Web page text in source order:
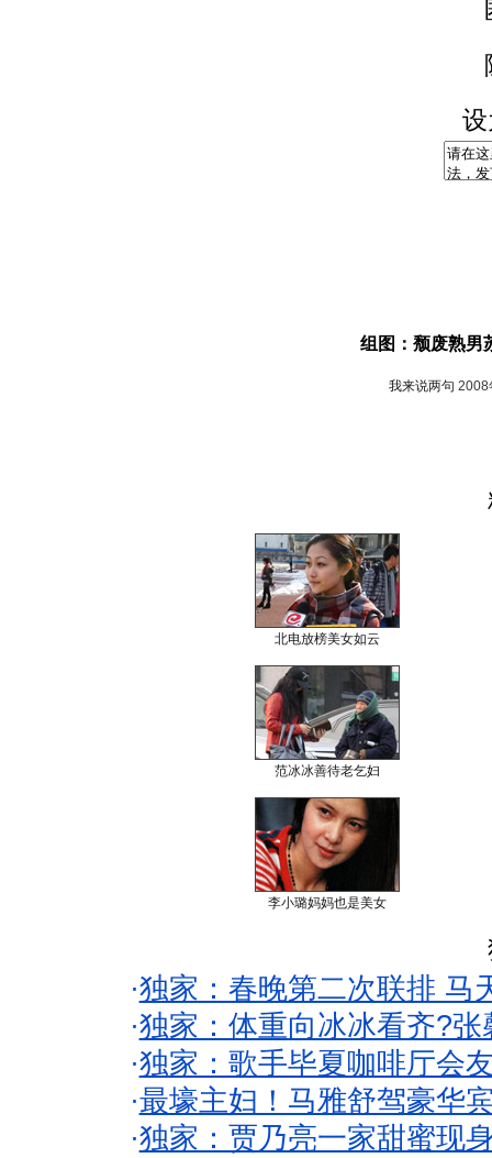
组图：颓废熟男
我来说两句 2008
北电放榜美女如云
范冰冰善待老乞妇
李小璐妈妈也是美女
·独家：春晚第二次联排 马
·独家：体重向冰冰看齐?
·独家：歌手毕夏咖啡厅会
·最壕主妇！马雅舒驾豪华
·独家：贾乃亮一家甜蜜现